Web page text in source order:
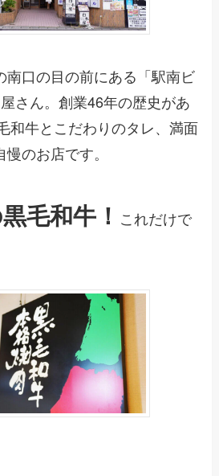
南口の目の前にある「駅南ビ
さん。創業46年の歴史があ
和牛とこだわりのタレ、満面
のお店です。
毛和牛！ これだけで